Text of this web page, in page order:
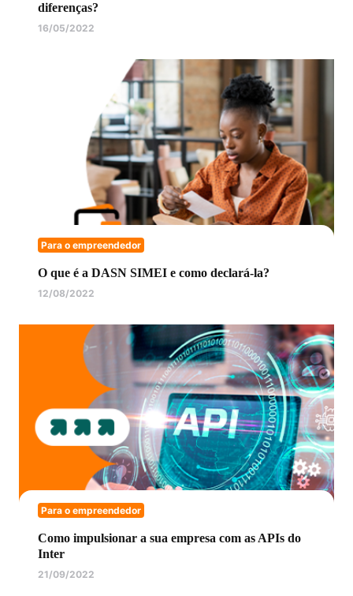
diferenças?
16/05/2022
Para o empreendedor
O que é a DASN SIMEI e como declará-la?
12/08/2022
Para o empreendedor
Como impulsionar a sua empresa com as APIs do
Inter
21/09/2022